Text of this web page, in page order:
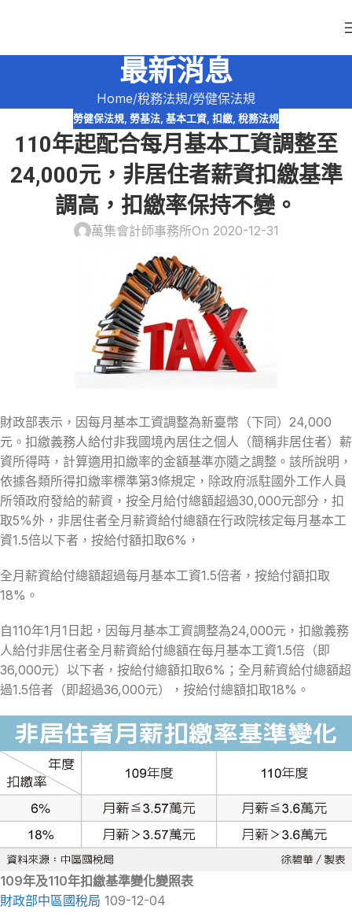
最新消息
Home 稅務法規 勞健保法規
勞健保法規, 勞基法, 基本工資, 扣繳, 稅務法規
110年起配合每月基本工資調整至
24,000元，非居住者薪資扣繳基準
調高，扣繳率保持不變。
萬集會計師事務所On 2020-12-31
財政部表示，因每月基本工資調整為新臺幣（下同）24,000
元。扣繳義務人給付非我國境內居住之個人（簡稱非居住者）薪
資所得時，計算適用扣繳率的金額基準亦隨之調整。該所說明，
依據各類所得扣繳率標準第3條規定，除政府派駐國外工作人員
所領政府發給的薪資，按全月給付總額超過30,000元部分，扣
取5%外，非居住者全月薪資給付總額在行政院核定每月基本工
資1.5倍以下者，按給付額扣取6%，
全月薪資給付總額超過每月基本工資1.5倍者，按給付額扣取
18%。
自110年1月1日起，因每月基本工資調整為24,000元，扣繳義務
人給付非居住者全月薪資給付總額在每月基本工資1.5倍（即
36,000元）以下者，按給付總額扣取6%；全月薪資給付總額超
過1.5倍者（即超過36,000元），按給付總額扣取18%。
109年及110年扣繳基準變化變照表
財政部中區國稅局 109-12-04